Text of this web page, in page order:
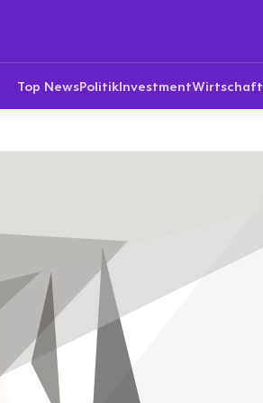
Top NewsPolitikInvestmentWirtschaft